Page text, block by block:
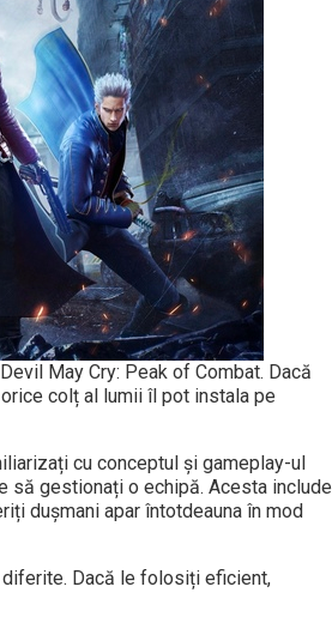
May Cry: Peak of Combat. Dacă
colț al lumii îl pot instala pe
cu conceptul și gameplay-ul
să gestionați o echipă. Acesta include
dușmani apar întotdeauna în mod
Dacă le folosiți eficient,